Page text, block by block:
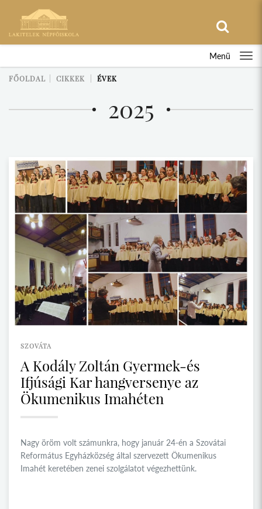
Menü
FŐOLDAL CIKKEK ÉVEK
2025
SZOVÁTA
A Kodály Zoltán Gyermek-és
Ifjúsági Kar hangversenye az
Ökumenikus Imahéten
Nagy öröm volt számunkra, hogy január 24-én a Szovátai
Református Egyházközség által szervezett Ökumenikus
Imahét keretében zenei szolgálatot végezhettünk.